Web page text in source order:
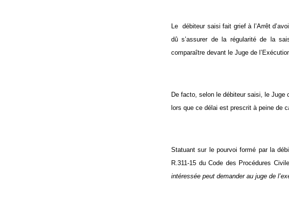
Le débiteur saisi fait grief à l’Arrêt
dû s’assurer de la régularité de la
comparaître devant le Juge de
De facto, selon le débiteur saisi, le Juge
lors que ce délai est prescrit à peine de
Statuant sur le pourvoi formé par la
R.311-15 du Code des Procédures
intéressée peut demander au juge de